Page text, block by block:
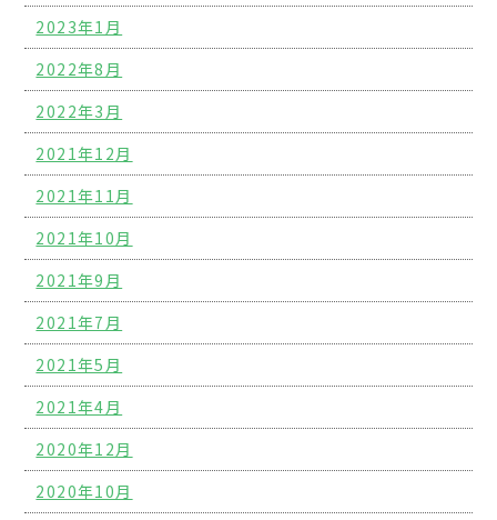
2023年1月
2022年8月
2022年3月
2021年12月
2021年11月
2021年10月
2021年9月
2021年7月
2021年5月
2021年4月
2020年12月
2020年10月